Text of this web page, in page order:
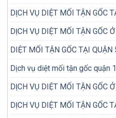
mối
nhà
DỊCH VỤ DIỆT MỐI TẬN GỐC
DỊCH VỤ DIỆT MỐI TẬN GỐC
DIỆT MỐI TẬN GỐC TẠI QUẬN
Dịch vụ diệt mối tận gốc quận
DỊCH VỤ DIỆT MỐI TẬN GỐC
DỊCH VỤ DIỆT MỐI TẬN GỐC